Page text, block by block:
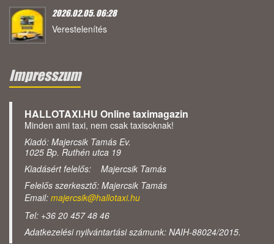
2026.02.05. 06:28
Verestelenítés
Impresszum
HALLOTAXI.HU Online taximagazin
Minden ami taxi, nem csak taxisoknak!
Kiadó: Majercsik Tamás Ev.
1025 Bp. Ruthén utca 19
Kiadásért felelős: Majercsik Tamás
Felelős szerkesztő: Majercsik Tamás
Email: majercsik@hallotaxi.hu
Tel: +36 20 457 48 46
Adatkezelési nyilvántartási számunk: NAIH-88024/2015.